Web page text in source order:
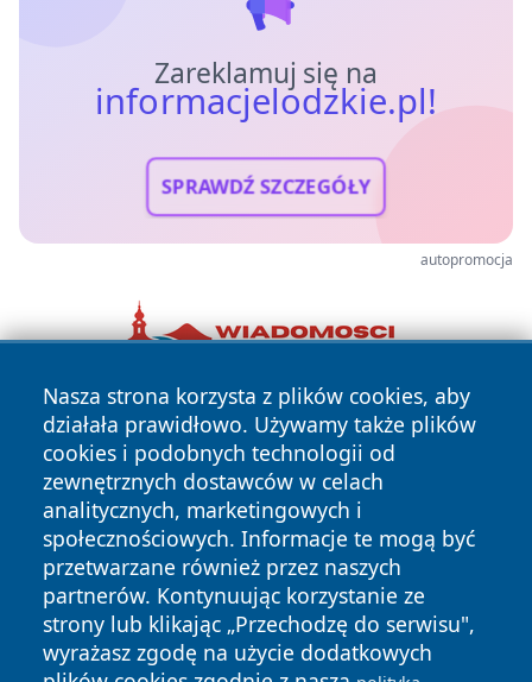
Zareklamuj się na
informacjelodzkie.pl!
SPRAWDŹ SZCZEGÓŁY
autopromocja
Nasza strona korzysta z plików cookies, aby
działała prawidłowo. Używamy także plików
cookies i podobnych technologii od
zewnętrznych dostawców w celach
analitycznych, marketingowych i
społecznościowych. Informacje te mogą być
przetwarzane również przez naszych
partnerów. Kontynuując korzystanie ze
strony lub klikając „Przechodzę do serwisu",
wyrażasz zgodę na użycie dodatkowych
Copyright © 2026 informacjelodzkie.pl Wszystkie prawa
zastrzeżone.
News Autorzy
Polityka
Polityka